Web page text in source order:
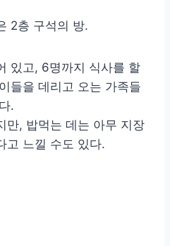
2층 구석의 방.
있고, 6명까지 식사를 할
들을 데리고 오는 가족들
.
만, 밥먹는 데는 아무 지장
고 느낄 수도 있다.